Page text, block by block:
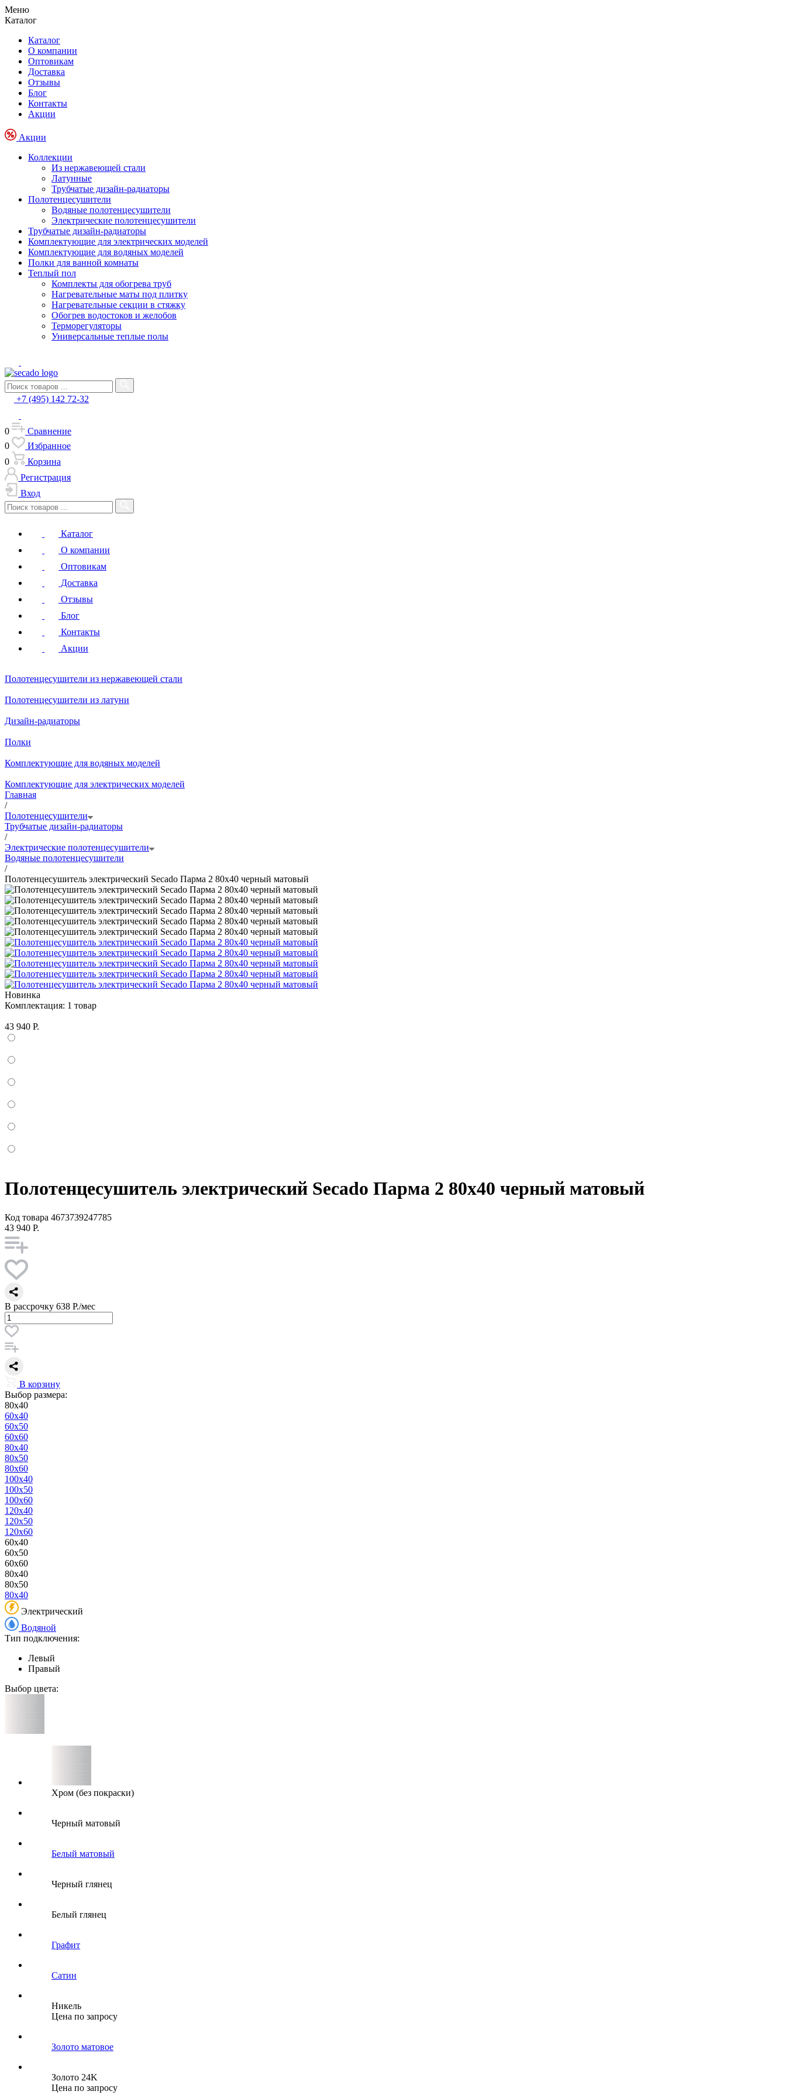
Меню
Каталог
Каталог
О компании
Оптовикам
Доставка
Отзывы
Блог
Контакты
Акции
Акции
Коллекции
Из нержавеющей стали
Латунные
Трубчатые дизайн-радиаторы
Полотенцесушители
Водяные полотенцесушители
Электрические полотенцесушители
Трубчатые дизайн-радиаторы
Комплектующие для электрических моделей
Комплектующие для водяных моделей
Полки для ванной комнаты
Теплый пол
Комплекты для обогрева труб
Нагревательные маты под плитку
Нагревательные секции в стяжку
Обогрев водостоков и желобов
Терморегуляторы
Универсальные теплые полы
+7 (495) 142 72-32
0
Сравнение
0
Избранное
0
Корзина
Регистрация
Вход
Каталог
О компании
Оптовикам
Доставка
Отзывы
Блог
Контакты
Акции
Полотенцесушители из нержавеющей стали
Полотенцесушители из латуни
Дизайн-радиаторы
Полки
Комплектующие для водяных моделей
Комплектующие для электрических моделей
Главная
/
Полотенцесушители
Трубчатые дизайн-радиаторы
/
Электрические полотенцесушители
Водяные полотенцесушители
/
Полотенцесушитель электрический Secado Парма 2 80x40 черный матовый
Новинка
Комплектация: 1 товар
43 940 Р.
Полотенцесушитель электрический Secado Парма 2 80x40 черный матовый
Код товара 4673739247785
43 940 Р.
В рассрочку 638 Р./мес
В корзину
Выбор размера:
80x40
60x40
60x50
60x60
80x40
80x50
80x60
100x40
100x50
100x60
120x40
120x50
120x60
60x40
60x50
60x60
80x40
80x50
80x40
Электрический
Водяной
Тип подключения:
Левый
Правый
Выбор цвета:
Хром (без покраски)
Черный матовый
Белый матовый
Черный глянец
Белый глянец
Графит
Сатин
Никель
Цена по запросу
Золото матовое
Золото 24K
Цена по запросу